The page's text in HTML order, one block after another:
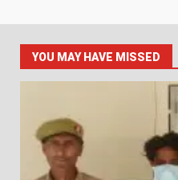
YOU MAY HAVE MISSED